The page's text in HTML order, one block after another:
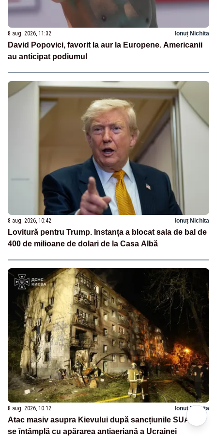
8 aug. 2026, 11:32 Ionuț Nichita
David Popovici, favorit la aur la Europene. Americanii
au anticipat podiumul
8 aug. 2026, 10:42 Ionuț Nichita
Lovitură pentru Trump. Instanța a blocat sala de bal de
400 de milioane de dolari de la Casa Albă
8 aug. 2026, 10:12 Ionuț Nichita
Atac masiv asupra Kievului după sancțiunile SUA. Ce
se întâmplă cu apărarea antiaeriană a Ucrainei